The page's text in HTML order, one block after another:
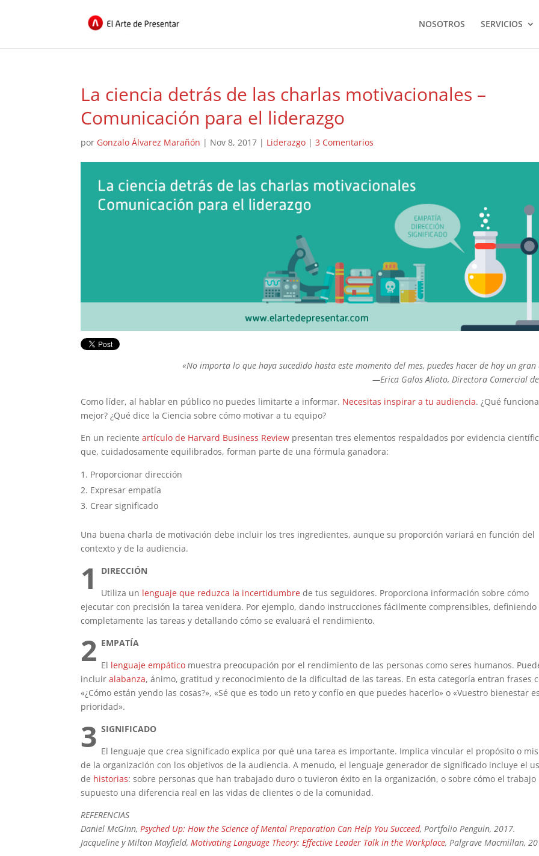
NOSOTROS SERVICIOS
La ciencia detrás de las charlas motivacionales –
Comunicación para el liderazgo
por Gonzalo Álvarez Marañón | Nov 8, 2017 | Liderazgo |3 Comentarios
«No importa lo que haya sucedido hasta este momento del mes, puedes hacer de hoy un gran
—Erica Galos Alioto, Directora Comercial
Como líder, al hablar en público no puedes limitarte a informar. Necesitas inspirar a tu audiencia. ¿Qué funciona
mejor? ¿Qué dice la Ciencia sobre cómo motivar a tu equipo?
En un recienteartículo de Harvard Business Review presentan tres elementos respaldados por evidencia
que, cuidadosamente equilibrados, forman parte de una fórmula ganadora:
Proporcionar dirección
Expresar empatía
Crear significado
Una buena charla de motivación debe incluir los tres ingredientes, aunque su proporción variará en función del
contexto y de la audiencia.
1
DIRECCIÓN
Utiliza un lenguaje que reduzca la incertidumbre de tus seguidores. Proporciona información sobre cómo
ejecutar con precisión la tarea venidera. Por ejemplo, dando instrucciones fácilmente comprensibles, definiendo
completamente las tareas y detallando cómo se evaluará el rendimiento.
2 EMPATÍA
El lenguaje empático muestra preocupación por el rendimiento de las personas como seres humanos.
incluiralabanza, ánimo, gratitud y reconocimiento de la dificultad de las tareas. En esta categoría entran frases
«¿Cómo están yendo las cosas?», «Sé que es todo un reto y confío en que puedes hacerlo» o «Vuestro bienestar
prioridad».
3 SIGNIFICADO
El lenguaje que crea significado explica por qué una tarea es importante. Implica vincular el propósito o
de la organización con los objetivos de la audiencia. A menudo, el lenguaje generador de significado incluye el
de historias: sobre personas que han trabajado duro o tuvieron éxito en la organización, o sobre cómo el trabajo
supuesto una diferencia real en las vidas de clientes o de la comunidad.
REFERENCIAS
Daniel McGinn,Psyched Up: How the Science of Mental Preparation Can Help You Succeed, Portfolio Penguin, 2017.
Jacqueline y Milton Mayfield,Motivating Language Theory: Effective Leader Talk in the Workplace, Palgrave Macmillan,